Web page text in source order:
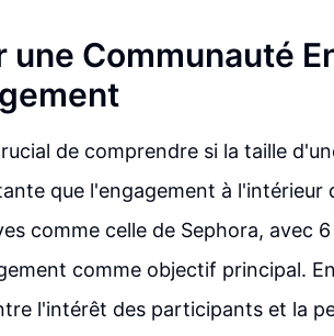
une Communauté
de comprendre si la taille
que l'engagement à l'intérieur
comme celle de Sephora, avec
comme objectif principal.
l'intérêt des participants et la